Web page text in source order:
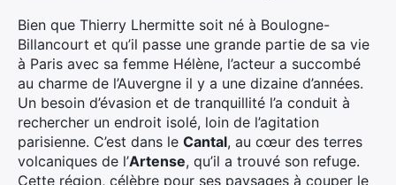
Bien que Thierry Lhermitte soit né à Boulogne-
Billancourt et qu’il passe une grande partie de sa vie
à Paris avec sa femme Hélène, l’acteur a succombé
au charme de l’Auvergne il y a une dizaine d’années.
Un besoin d’évasion et de tranquillité l’a conduit à
rechercher un endroit isolé, loin de l’agitation
parisienne. C’est dans le Cantal, au cœur des terres
volcaniques de l’Artense, qu’il a trouvé son refuge.
Cette région, célèbre pour ses paysages à couper le